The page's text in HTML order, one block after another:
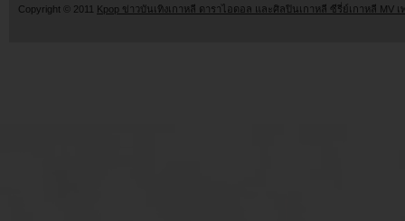
Copyright © 2011 Kpop ข่าวบันเทิงเกาหลี ดาราไอดอล และศิลปินเกาหลี ซีรี่ย์เกาหลี MV